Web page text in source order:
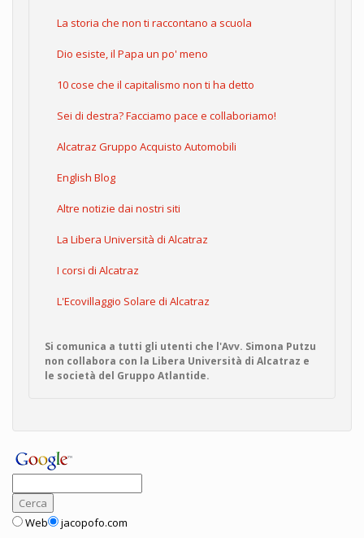
La storia che non ti raccontano a scuola
Dio esiste, il Papa un po' meno
10 cose che il capitalismo non ti ha detto
Sei di destra? Facciamo pace e collaboriamo!
Alcatraz Gruppo Acquisto Automobili
English Blog
Altre notizie dai nostri siti
La Libera Università di Alcatraz
I corsi di Alcatraz
L'Ecovillaggio Solare di Alcatraz
Si comunica a tutti gli utenti che l'Avv. Simona Putzu
non collabora con la Libera Università di Alcatraz e
le società del Gruppo Atlantide.
Web jacopofo.com